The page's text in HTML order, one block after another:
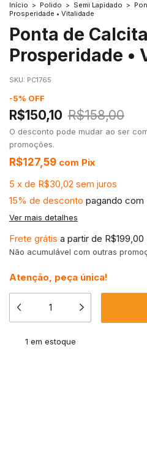
Início > Polido > Semi Lapidado >
Prosperidade • Vitalidade
Ponta de
Prosperidade •
SKU: PC1765
-5% OFF
R$150,10 R$158,00
O desconto pode mudar ao ser
promoções.
R$127,59 com Pix
5 x de R$30,02 sem juros
15% de desconto pagando com
Ver mais detalhes
Frete grátis a partir de R$199,00
Não acumulável com outras
Atenção, peça única!
1 em estoque